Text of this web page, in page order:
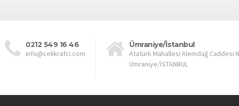
0212 549 16 46
info@celikrafci.com
Ümraniye/İstanbul
Atatürk Mahallesi Alemdağ Caddesi
Ümraniye/İSTANBUL